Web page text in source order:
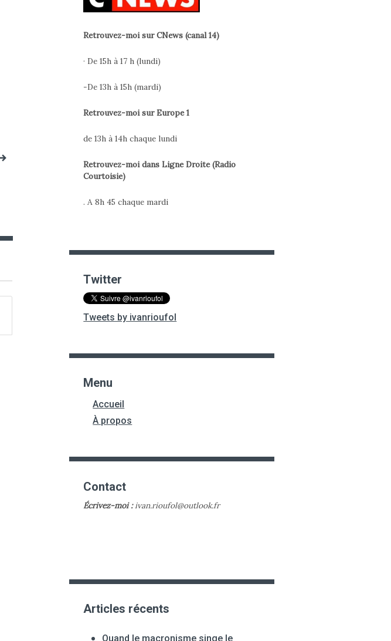
Retrouvez-moi sur CNews (canal 14)
· De 15h à 17 h (lundi)
-De 13h à 15h (mardi)
Retrouvez-moi sur Europe 1
de 13h à 14h chaque lundi
Retrouvez-moi dans Ligne Droite (Radio
Courtoisie)
. A 8h 45 chaque mardi
Twitter
Tweets by ivanrioufol
Menu
Accueil
À propos
Contact
Écrivez-moi :ivan.rioufol@outlook.fr
Articles récents
Quand le macronisme singe le